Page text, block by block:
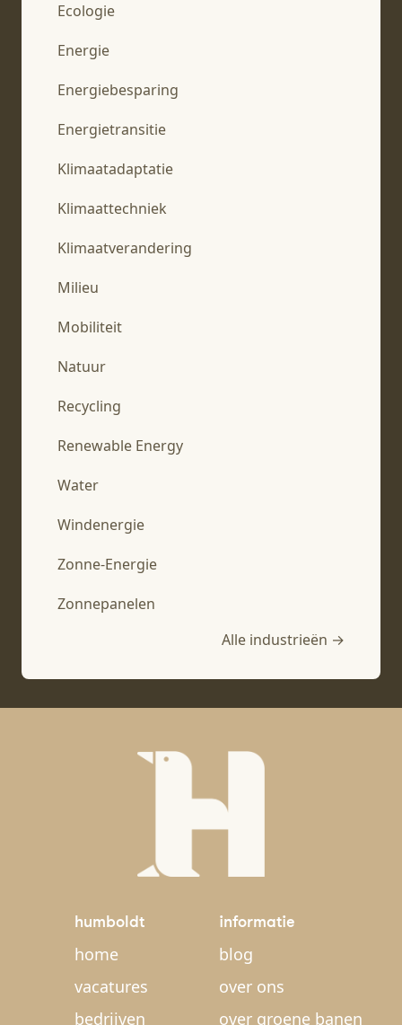
Ecologie
Energie
Energiebesparing
Energietransitie
Klimaatadaptatie
Klimaattechniek
Klimaatverandering
Milieu
Mobiliteit
Natuur
Recycling
Renewable Energy
Water
Windenergie
Zonne-Energie
Zonnepanelen
Alle industrieën →
humboldt
home
vacatures
bedrijven
informatie
blog
over ons
over groene banen